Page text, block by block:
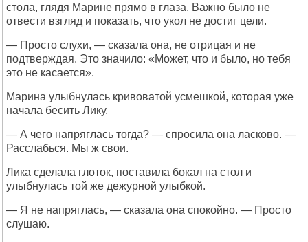
стола, глядя Марине прямо в глаза. Важно было не
отвести взгляд и показать, что укол не достиг цели.
— Просто слухи, — сказала она, не отрицая и не
подтверждая. Это значило: «Может, что и было, но тебя
это не касается».
Марина улыбнулась кривоватой усмешкой, которая уже
начала бесить Лику.
— А чего напряглась тогда? — спросила она ласково. —
Расслабься. Мы ж свои.
Лика сделала глоток, поставила бокал на стол и
улыбнулась той же дежурной улыбкой.
— Я не напряглась, — сказала она спокойно. — Просто
слушаю.